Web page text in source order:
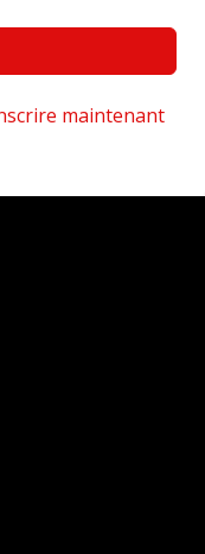
maintenant